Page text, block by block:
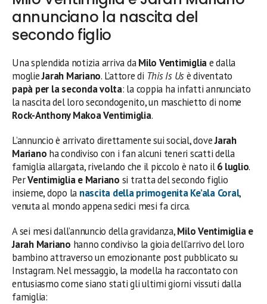
annunciano la nascita del
secondo figlio
Una splendida notizia arriva daMilo Ventimigliae dalla
moglieJarah Mariano. L’attore di This Is Usè diventato
papà per la seconda volta: la coppia ha infatti annunciato
la nascita del loro secondogenito, un maschietto di nome
Rock-Anthony Makoa Ventimiglia.
L’annuncio è arrivato direttamente sui social, doveJarah
Mariano ha condiviso con i fan alcuni teneri scatti della
famiglia allargata, rivelando che il piccolo è nato il6 luglio.
PerVentimiglia e Mariano si tratta del secondo figlio
insieme, dopo la nascita della primogenitaKe’ala Coral,
venuta al mondo appena sedici mesi fa circa.
A sei mesi dall’annuncio della gravidanza,Milo Ventimiglia e
Jarah Mariano hanno condiviso la gioia dell’arrivo del loro
bambino attraverso un emozionante post pubblicato su
Instagram. Nel messaggio, la modella ha raccontato con
entusiasmo come siano stati gli ultimi giorni vissuti dalla
famiglia: